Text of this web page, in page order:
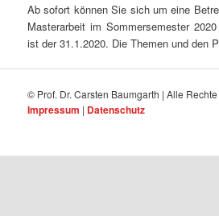
Ab sofort können Sie sich um eine
Masterarbeit im Sommersemester
ist der 31.1.2020. Die Themen und den
© Prof. Dr. Carsten Baumgarth | Alle
Impressum | Datenschutz